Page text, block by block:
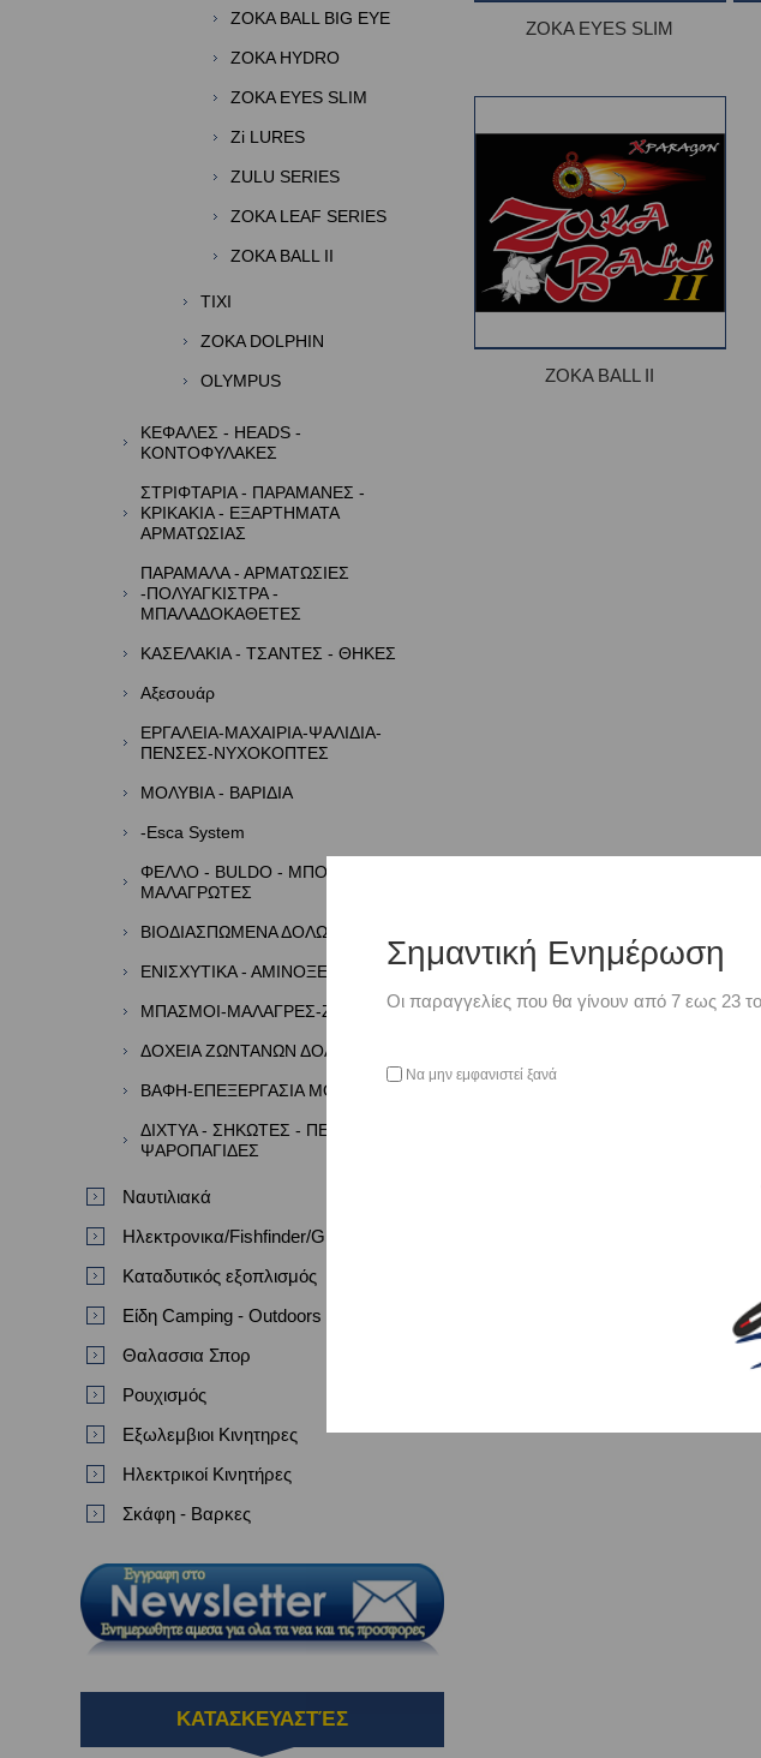
ZOKA EYES SLIM
ZOKA BALL II
ZOKA BALL BIG EYE
ZOKA HYDRO
ZOKA EYES SLIM
Zi LURES
ZULU SERIES
ZOKA LEAF SERIES
ZOKA BALL II
TIXI
ZOKA DOLPHIN
OLYMPUS
ΚΕΦΑΛΕΣ - HEADS -
ΚΟΝΤΟΦΥΛΑΚΕΣ
ΣΤΡΙΦΤΑΡΙΑ - ΠΑΡΑΜΑΝΕΣ -
ΚΡΙΚΑΚΙΑ - ΕΞΑΡΤΗΜΑΤΑ
ΑΡΜΑΤΩΣΙΑΣ
ΠΑΡΑΜΑΛΑ - ΑΡΜΑΤΩΣΙΕΣ
-ΠΟΛΥΑΓΚΙΣΤΡΑ -
ΜΠΑΛΑΔΟΚΑΘΕΤΕΣ
ΚΑΣΕΛΑΚΙΑ - ΤΣΑΝΤΕΣ - ΘΗΚΕΣ
Αξεσουάρ
ΕΡΓΑΛΕΙΑ-ΜΑΧΑΙΡΙΑ-ΨΑΛΙΔΙΑ-
ΠΕΝΣΕΣ-ΝΥΧΟΚΟΠΤΕΣ
ΜΟΛΥΒΙΑ - ΒΑΡΙΔΙΑ
-Esca System
ΦΕΛΛΟ - BULDO - ΜΠΟΡΜΠΑΔΕΣ -
ΜΑΛΑΓΡΩΤΕΣ
ΒΙΟΔΙΑΣΠΩΜΕΝΑ ΔΟΛΩΜΑΤΑ
ΕΝΙΣΧΥΤΙΚΑ - ΑΜΙΝΟΞΕΑ - ΑΡΩΜΑΤΑ
ΜΠΑΣΜΟΙ-ΜΑΛΑΓΡΕΣ-ΖΥΜΕΣ
ΔΟΧΕΙΑ ΖΩΝΤΑΝΩΝ ΔΟΛΩΜΑΤΩΝ
ΒΑΦΗ-ΕΠΕΞΕΡΓΑΣΙΑ ΜΟΛΥΒΙΩΝ
ΔΙΧΤΥΑ - ΣΗΚΩΤΕΣ - ΠΕΖΟΒΟΛΑ -
ΨΑΡΟΠΑΓΙΔΕΣ
Ναυτιλιακά
Ηλεκτρονικα/Fishfinder/GPS/VHF
Καταδυτικός εξοπλισμός
Είδη Camping - Outdoors
Θαλασσια Σπορ
Ρουχισμός
Εξωλεμβιοι Κινητηρες
Ηλεκτρικοί Κινητήρες
Σκάφη - Βαρκες
ΚΑΤΑΣΚΕΥΑΣΤΈΣ
Σημαντική Ενημέρωση
Οι παραγγελίες που θα γίνουν από 7 εως 23
Να μην εμφανιστεί ξανά